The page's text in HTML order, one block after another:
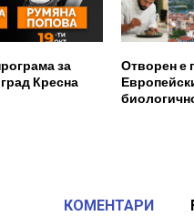
за
Кресна
Отворен е
КОМЕНТАРИ